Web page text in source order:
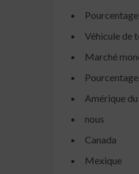
Véhicule de
Marché
Amérique
nous
Canada
Mexique